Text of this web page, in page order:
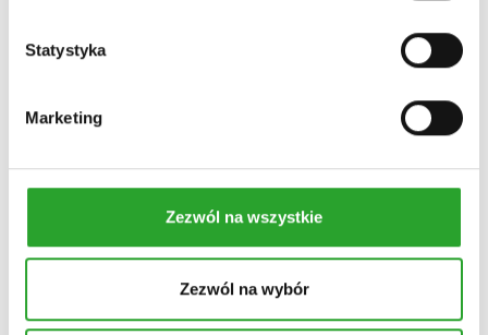
Statystyka
Marketing
Zezwól na wszystkie
Zezwól na wybór
O nas
DLA w internecie
TWOJE KONTO
Koszyk
Twoje zamówienia
Program lojalnościowy